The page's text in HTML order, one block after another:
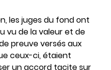
les juges du fond ont
vu de la valeur et de
preuve versés aux
ceux-ci, étaient
un accord tacite sur